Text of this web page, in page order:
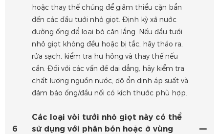
hoặc thay thế chúng để giảm thiểu cặn bẩn
đến các đầu tưới nhỏ giọt. Định kỳ xả nước
đường ống để loại bỏ cặn lắng. Nếu đầu tưới
nhỏ giọt không đều hoặc bị tắc, hãy tháo ra,
rửa sạch, kiểm tra hư hỏng và thay thế nếu
cần. Đối với các vấn đề dai dẳng, hãy kiểm tra
chất lượng nguồn nước, độ ổn định áp suất và
đảm bảo ống/đầu nối có kích thước phù hợp.
6
Các loại vòi tưới nhỏ giọt này có thể
sử dụng với phân bón hoặc ở vùng